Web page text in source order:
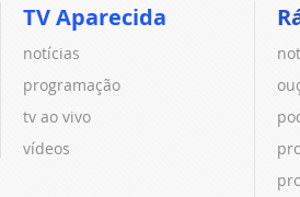
TV Aparecida
notícias
programação
tv ao vivo
vídeos